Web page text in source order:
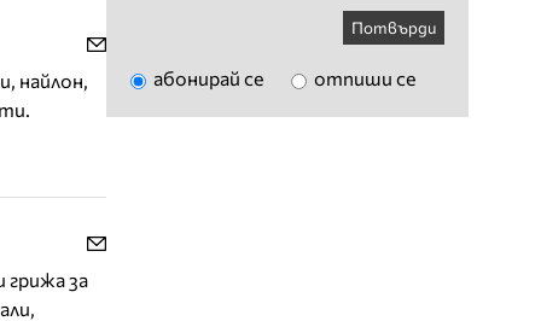
найлон,
грижа за
Потвърди
абонирай се отпиши се